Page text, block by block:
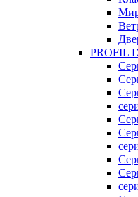
PROFIL